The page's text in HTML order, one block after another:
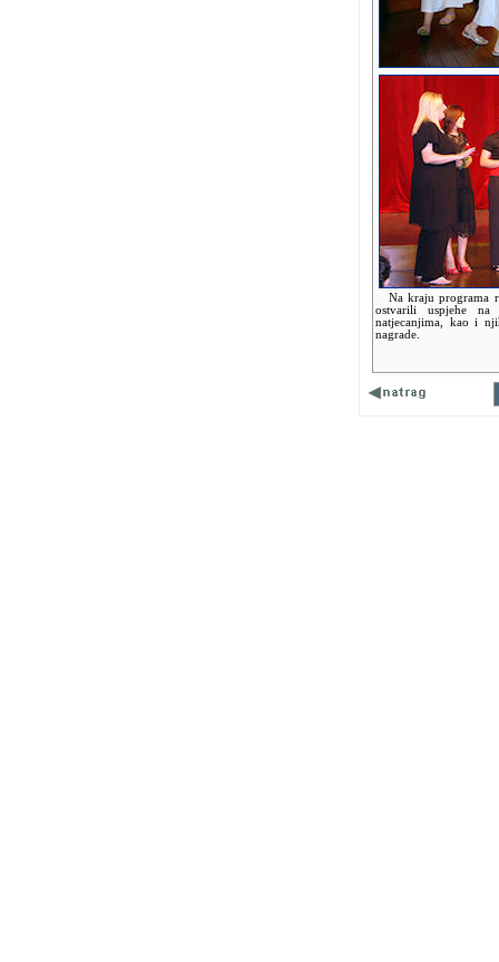
Na kraju programa
ostvarili uspjehe na
natjecanjima, kao i
nagrade.